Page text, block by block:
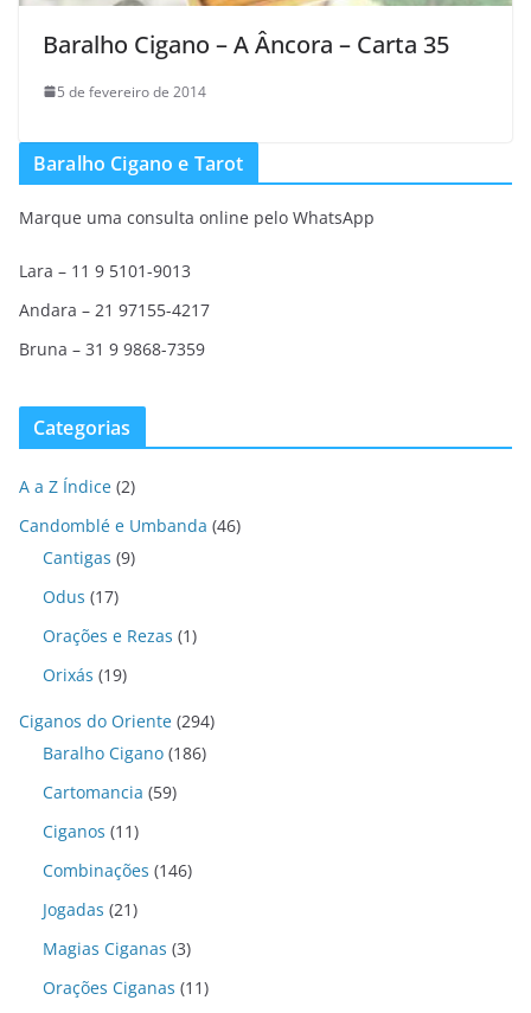
Baralho Cigano – A Âncora – Carta 35
5 de fevereiro de 2014
Baralho Cigano e Tarot
Marque uma consulta online pelo WhatsApp
Lara – 11 9 5101-9013
Andara – 21 97155-4217
Bruna – 31 9 9868-7359
Categorias
A a Z Índice (2)
Candomblé e Umbanda (46)
Cantigas (9)
Odus (17)
Orações e Rezas (1)
Orixás (19)
Ciganos do Oriente (294)
Baralho Cigano (186)
Cartomancia (59)
Ciganos (11)
Combinações (146)
Jogadas (21)
Magias Ciganas (3)
Orações Ciganas (11)